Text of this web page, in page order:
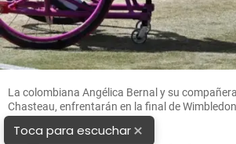
La colombiana Angélica Bernal y su
Chasteau, enfrentarán en la final de
Li y Ziying Wang. FOTO: AFP
Toca para escuchar×